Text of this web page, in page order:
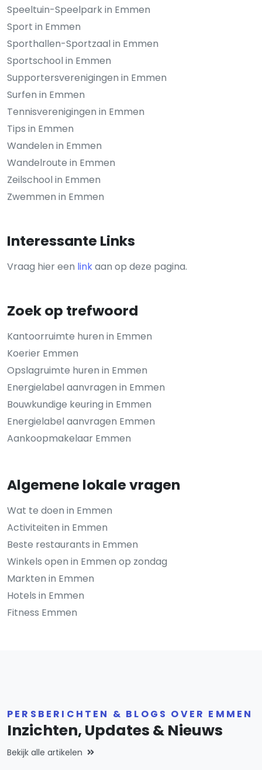
Speeltuin-Speelpark in Emmen
Sport in Emmen
Sporthallen-Sportzaal in Emmen
Sportschool in Emmen
Supportersverenigingen in Emmen
Surfen in Emmen
Tennisverenigingen in Emmen
Tips in Emmen
Wandelen in Emmen
Wandelroute in Emmen
Zeilschool in Emmen
Zwemmen in Emmen
Interessante Links
Vraag hier een linkaan op deze pagina.
Zoek op trefwoord
Kantoorruimte huren in Emmen
Koerier Emmen
Opslagruimte huren in Emmen
Energielabel aanvragen in Emmen
Bouwkundige keuring in Emmen
Energielabel aanvragen Emmen
Aankoopmakelaar Emmen
Algemene lokale vragen
Wat te doen in Emmen
Activiteiten in Emmen
Beste restaurants in Emmen
Winkels open in Emmen op zondag
Markten in Emmen
Hotels in Emmen
Fitness Emmen
PERSBERICHTEN & BLOGS OVER EMMEN
Inzichten, Updates & Nieuws
Bekijk alle artikelen